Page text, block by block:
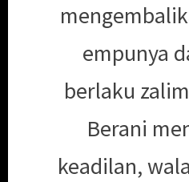
empunya
berlaku
Berani
keadilan,